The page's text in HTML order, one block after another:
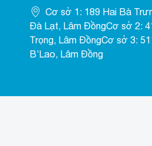
Cơ sở 1: 189 Hai Bà
Đà Lạt, Lâm ĐồngCơ sở 2:
Trọng, Lâm ĐồngCơ sở 3:
B’Lao, Lâm Đồng